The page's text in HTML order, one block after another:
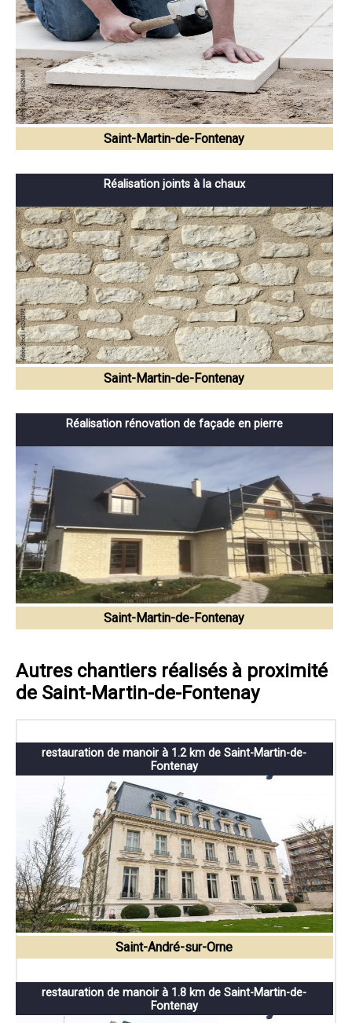
Saint-Martin-de-Fontenay
Réalisation joints à la chaux
Saint-Martin-de-Fontenay
Réalisation rénovation de façade en pierre
Saint-Martin-de-Fontenay
Autres chantiers réalisés à proximité
de Saint-Martin-de-Fontenay
restauration de manoir à 1.2 km de Saint-Martin-de-
Fontenay
Saint-André-sur-Orne
restauration de manoir à 1.8 km de Saint-Martin-de-
Fontenay